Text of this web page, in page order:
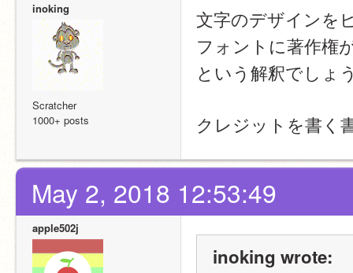
inoking
Scratcher
1000+ posts
文字のデザインを
フォントに著作権
という解釈でしょ
クレジットを書く
May 2, 2018 12:53:49
apple502j
inoking wrote: